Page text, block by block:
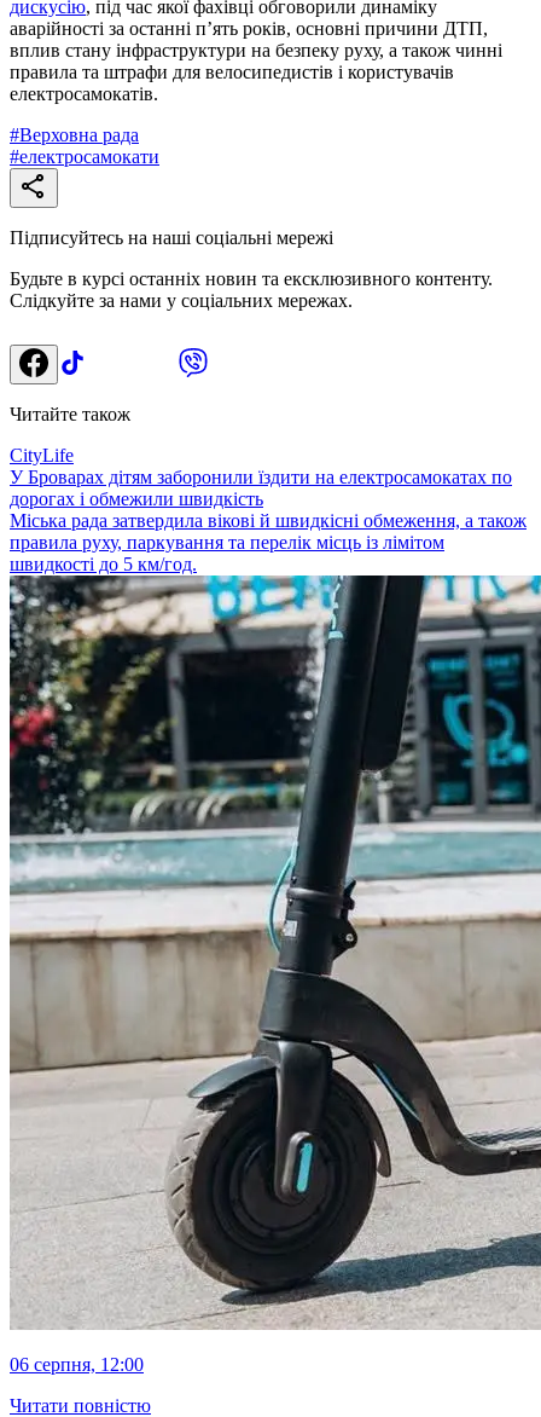
дискусію, під час якої фахівці обговорили динаміку
аварійності за останні п’ять років, основні причини ДТП,
вплив стану інфраструктури на безпеку руху, а також чинні
правила та штрафи для велосипедистів і користувачів
електросамокатів.
#Верховна рада
#електросамокати
Підписуйтесь на наші соціальні мережі
Будьте в курсі останніх новин та ексклюзивного контенту.
Слідкуйте за нами у соціальних мережах.
Читайте також
CityLife
У Броварах дітям заборонили їздити на електросамокатах по
дорогах і обмежили швидкість
Міська рада затвердила вікові й швидкісні обмеження, а також
правила руху, паркування та перелік місць із лімітом
швидкості до 5 км/год.
06 серпня, 12:00
Читати повністю